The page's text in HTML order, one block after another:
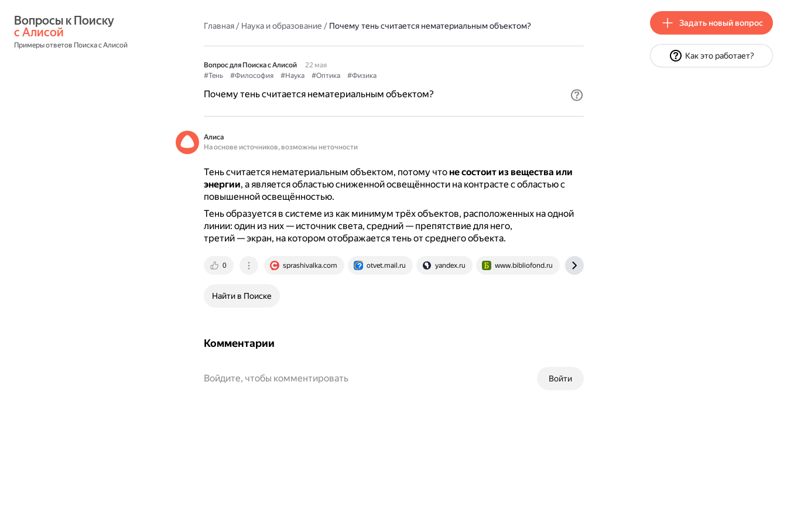
с Алисой
Примеры ответов Поиска с Алисой
Главная/ Наука и образование / Почему тень считается нематериальным объектом?
Вопрос для Поиска с Алисой
22 мая
#Тень
#Философия #Наука #Оптика #Физика
Почему тень считается нематериальным объектом?
Алиса
На основе источников, возможны неточности
Тень считается нематериальным объектом, потому что не состоит из вещества или
энергии, а является областью сниженной освещённости на контрасте с областью с
повышенной освещённостью.
Тень образуется в системе из как минимум трёх объектов, расположенных на одной
линии: один из них — источник света, средний — препятствие для него,
третий — экран, на котором отображается тень от среднего объекта.
0 sprashivalka.com otvet.mail.ru yandex.ru www.bibliofond.ru
Найти в Поиске
Комментарии
Войти
Войдите, чтобы комментировать
Задать новый вопрос
Как это работает?